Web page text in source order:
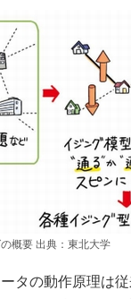
概要 出典：東北大学
タの動作原理は